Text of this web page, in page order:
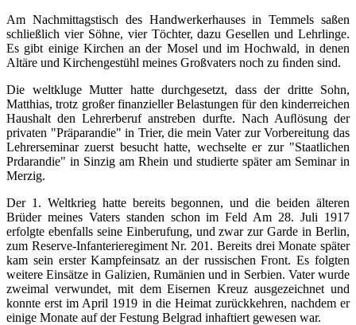
Am Nachmittagstisch des Handwerkerhauses in Temmels saßen
schließlich vier Söhne, vier Töchter, dazu Gesellen und Lehrlinge.
Es gibt einige Kirchen an der Mosel und im Hochwald, in denen
Altäre und Kirchengestühl meines Großvaters noch zu ﬁnden sind.
Die weltkluge Mutter hatte durchgesetzt, dass der dritte Sohn,
Matthias, trotz großer finanzieller Belastungen für den kinderreichen
Haushalt den Lehrerberuf anstreben durfte. Nach Auﬂösung der
privaten "Präparandie" in Trier, die mein Vater zur Vorbereitung das
Lehrerseminar zuerst besucht hatte, wechselte er zur "Staatlichen
Prdarandie" in Sinzig am Rhein und studierte später am Seminar in
Merzig.
Der 1. Weltkrieg hatte bereits begonnen, und die beiden älteren
Brüder meines Vaters standen schon im Feld Am 28. Juli 1917
erfolgte ebenfalls seine Einberufung, und zwar zur Garde in Berlin,
zum Reserve-Infanterieregiment Nr. 201. Bereits drei Monate später
kam sein erster Kampfeinsatz an der russischen Front. Es folgten
weitere Einsätze in Galizien, Rumänien und in Serbien. Vater wurde
zweimal verwundet, mit dem Eisernen Kreuz ausgezeichnet und
konnte erst im April 1919 in die Heimat zurückkehren, nachdem er
einige Monate auf der Festung Belgrad inhaftiert gewesen war.